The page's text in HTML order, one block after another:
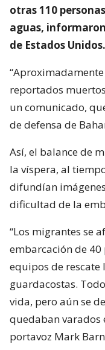
otras 110
aguas,
de Estados Unidos.
reportados
un comunicado,
de defensa de
Así, el balance de
la víspera, al
difundían
dificultad de la
“Los migrantes se
embarcación de 40
equipos de rescate
guardacostas.
vida, pero aún se
quedaban varados
portavoz Mark